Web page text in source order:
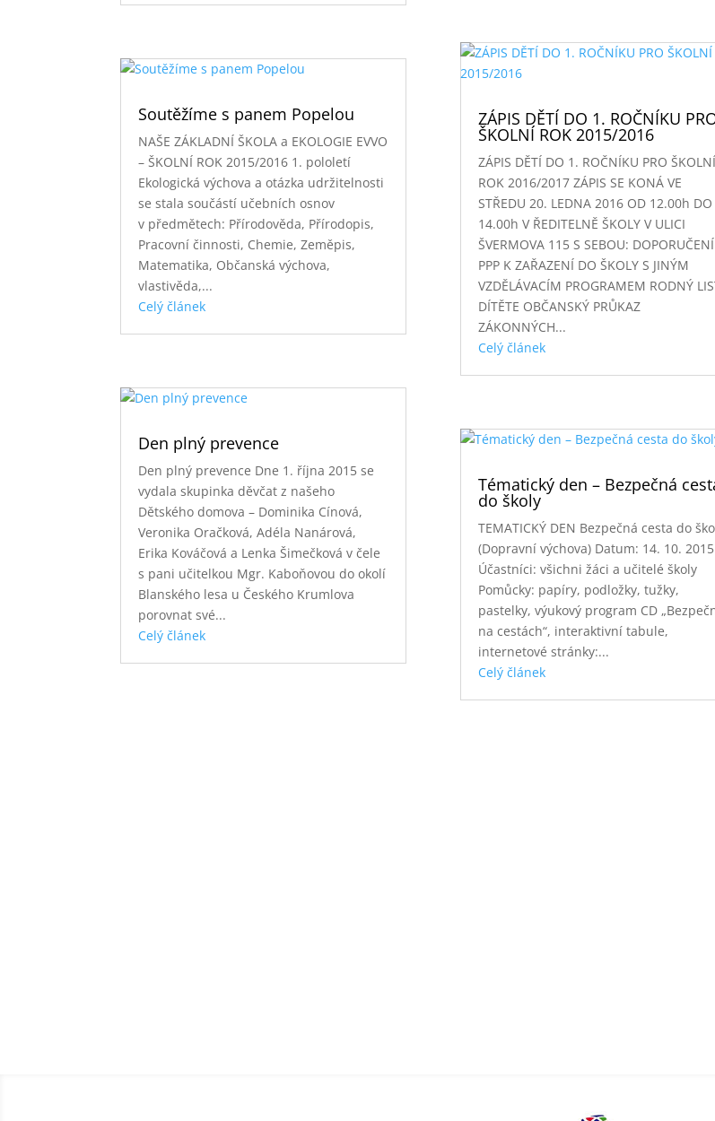
Soutěžíme s panem Popelou
NAŠE ZÁKLADNÍ ŠKOLA a EKOLOGIE EVVO
– ŠKOLNÍ ROK 2015/2016 1. pololetí
Ekologická výchova a otázka udržitelnosti
se stala součástí učebních osnov
v předmětech: Přírodověda, Přírodopis,
Pracovní činnosti, Chemie, Zeměpis,
Matematika, Občanská výchova,
vlastivěda,...
Celý článek
Den plný prevence
Den plný prevence Dne 1. října 2015 se
vydala skupinka děvčat z našeho
Dětského domova – Dominika Cínová,
Veronika Oračková, Adéla Nanárová,
Erika Kováčová a Lenka Šimečková v čele
s pani učitelkou Mgr. Kaboňovou do okolí
Blanského lesa u Českého Krumlova
porovnat své...
Celý článek
ZÁPIS DĚTÍ DO 1. ROČNÍKU
ŠKOLNÍ ROK 2015/2016
ZÁPIS DĚTÍ DO 1. ROČNÍKU PRO ŠKOLNÍ
ROK 2016/2017 ZÁPIS SE KONÁ VE
STŘEDU 20. LEDNA 2016 OD 12.00h DO
14.00h V ŘEDITELNĚ ŠKOLY V ULICI
ŠVERMOVA 115 S SEBOU: DOPORUČENÍ
PPP K ZAŘAZENÍ DO ŠKOLY S JINÝM
VZDĚLÁVACÍM PROGRAMEM RODNÝ
DÍTĚTE OBČANSKÝ PRŮKAZ
ZÁKONNÝCH...
Celý článek
Tématický den – Bezpečná
do školy
TEMATICKÝ DEN Bezpečná cesta do
(Dopravní výchova) Datum: 14. 10. 2015
Účastníci: všichni žáci a učitelé školy
Pomůcky: papíry, podložky, tužky,
pastelky, výukový program CD
na cestách“, interaktivní tabule,
internetové stránky:...
Celý článek